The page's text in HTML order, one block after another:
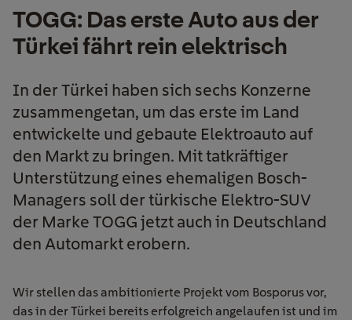
TOGG: Das erste Auto aus der
Türkei fährt rein elektrisch
In der Türkei haben sich sechs Konzerne
zusammengetan, um das erste im Land
entwickelte und gebaute Elektroauto auf
den Markt zu bringen. Mit tatkräftiger
Unterstützung eines ehemaligen Bosch-
Managers soll der türkische Elektro-SUV
der Marke TOGG jetzt auch in Deutschland
den Automarkt erobern.
Wir stellen das ambitionierte Projekt vom Bosporus vor,
dasin der Türkei bereits erfolgreich angelaufen ist und im